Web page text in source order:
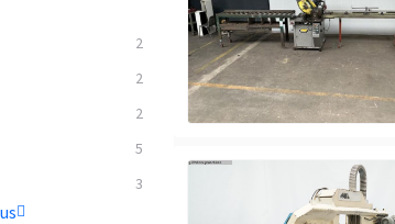
2
2
2
5
3